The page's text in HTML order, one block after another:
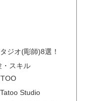
ジオ(彫師)8選！
・スキル
Studio